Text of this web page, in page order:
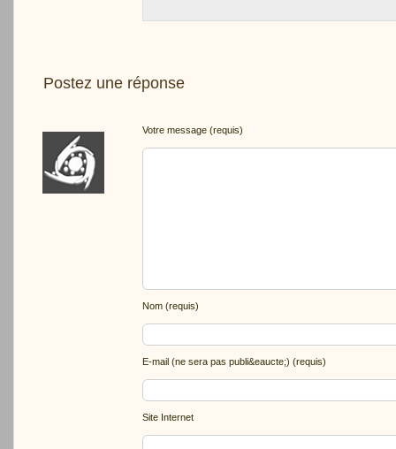
Postez une réponse
Votre message (requis)
Nom (requis)
E-mail (ne sera pas publi&eaucte;) (requis)
Site Internet